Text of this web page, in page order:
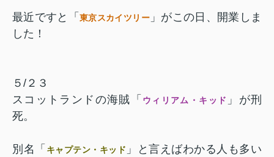
最近ですと「東京スカイツリー」がこの日、開業しま
した！
５/２３
スコットランドの海賊「 ウィリアム・キッド 」が刑
死。
別名「 キャプテン・キッド 」と言えばわかる人も多い